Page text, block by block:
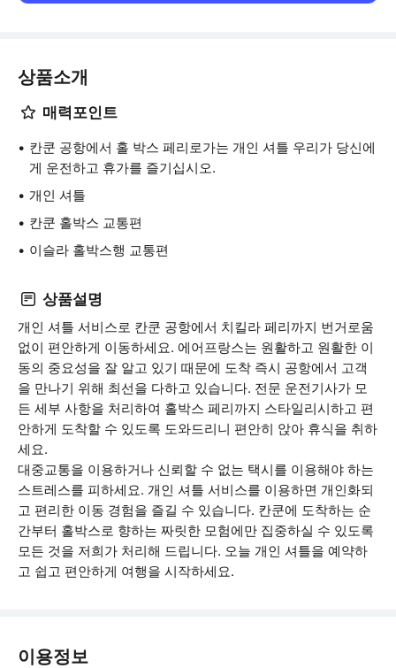
상품소개
매력포인트
칸쿤 공항에서 홀 박스 페리로가는 개인 셔틀 우리가 당신에
게 운전하고 휴가를 즐기십시오.
개인 셔틀
칸쿤 홀박스 교통편
이슬라 홀박스행 교통편
상품설명
개인 셔틀 서비스로 칸쿤 공항에서 치킬라 페리까지 번거로움
없이 편안하게 이동하세요. 에어프랑스는 원활하고 원활한 이
동의 중요성을 잘 알고 있기 때문에 도착 즉시 공항에서 고객
을 만나기 위해 최선을 다하고 있습니다. 전문 운전기사가 모
든 세부 사항을 처리하여 홀박스 페리까지 스타일리시하고 편
안하게 도착할 수 있도록 도와드리니 편안히 앉아 휴식을 취하
세요.
대중교통을 이용하거나 신뢰할 수 없는 택시를 이용해야 하는
스트레스를 피하세요. 개인 셔틀 서비스를 이용하면 개인화되
고 편리한 이동 경험을 즐길 수 있습니다. 칸쿤에 도착하는 순
간부터 홀박스로 향하는 짜릿한 모험에만 집중하실 수 있도록
모든 것을 저희가 처리해 드립니다. 오늘 개인 셔틀을 예약하
고 쉽고 편안하게 여행을 시작하세요.
이용정보